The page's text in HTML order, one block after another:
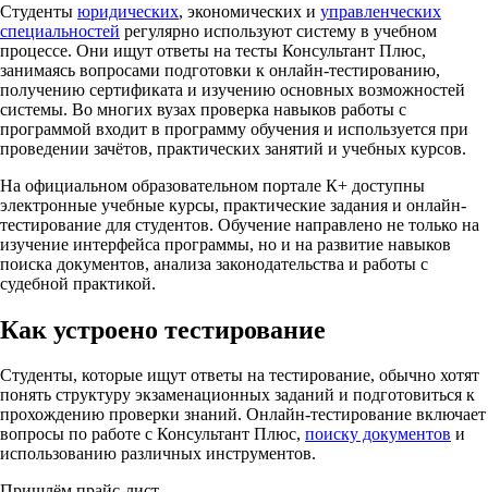
Студенты юридических, экономических и управленческих
специальностей регулярно используют систему в учебном
процессе. Они ищут ответы на тесты Консультант Плюс,
занимаясь вопросами подготовки к онлайн-тестированию,
получению сертификата и изучению основных возможностей
системы. Во многих вузах проверка навыков работы с
программой входит в программу обучения и используется при
проведении зачётов, практических занятий и учебных курсов.
На официальном образовательном портале К+ доступны
электронные учебные курсы, практические задания и онлайн-
тестирование для студентов. Обучение направлено не только на
изучение интерфейса программы, но и на развитие навыков
поиска документов, анализа законодательства и работы с
судебной практикой.
Как устроено тестирование
Студенты, которые ищут ответы на тестирование, обычно хотят
понять структуру экзаменационных заданий и подготовиться к
прохождению проверки знаний. Онлайн-тестирование включает
вопросы по работе с Консультант Плюс, поиску документов и
использованию различных инструментов.